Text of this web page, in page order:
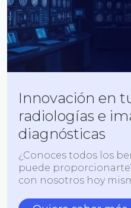
Innovación en
radiologías e
diagnósticas
¿Conoces todos los
puede
con nosotros hoy